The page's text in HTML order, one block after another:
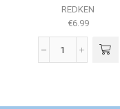
REDKEN
€6.99
1NN